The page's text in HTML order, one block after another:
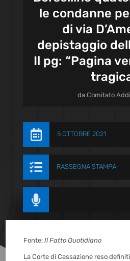
le condanne
di via
depistaggio
Il pg: “Pagina
daComitato
 5 OTTOBRE 2021
 RASSEGNA STAMPA

Fonte:Il Fatto Quotidiano
La Corte di Cassazione reso